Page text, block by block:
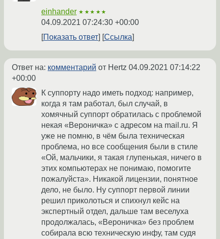
einhander ★★★★★
04.09.2021 07:24:30 +00:00
Показать ответ
Ссылка
Ответ на: комментарий от Hertz 04.09.2021 07:14:22
+00:00
К суппорту надо иметь подход: например,
когда я там работал, был случай, в
хомячный суппорт обратилась с проблемой
некая «Вероничка» с адресом на mail.ru. Я
уже не помню, в чём была техническая
проблема, но все сообщения были в стиле
«Ой, мальчики, я такая глупенькая, ничего в
этих компьютерах не понимаю, помогите
пожалуйста». Никакой лицензии, понятное
дело, не было. Ну суппорт первой линии
решил приколоться и спихнул кейс на
экспертный отдел, дальше там веселуха
продолжалась, «Вероничка» без проблем
собирала всю техническую инфу, там судя